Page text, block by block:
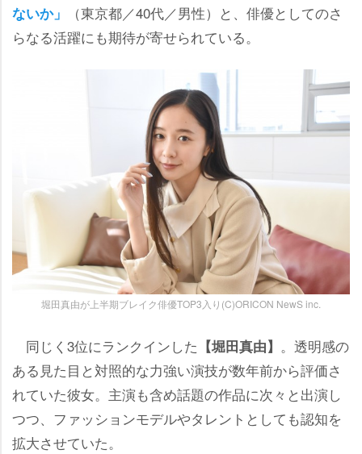
ないか」
（東京都／40代／男性）と、俳優としてのさ
らなる活躍にも期待が寄せられている。
堀田真由が上半期ブレイク俳優TOP3入り(C)ORICON NewS inc.
同じく3位にランクインした 【堀田真由】 。透明感の
ある見た目と対照的な力強い演技が数年前から評価さ
れていた彼女。主演も含め話題の作品に次々と出演し
つつ、ファッションモデルやタレントとしても認知を
拡大させていた。